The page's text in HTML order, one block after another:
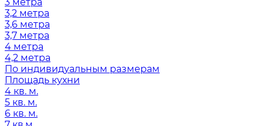
3,2 метра
3,6 метра
3,7 метра
4 метра
4,2 метра
По индивидуальным размерам
Площадь кухни
4 кв. м.
5 кв. м.
6 кв. м.